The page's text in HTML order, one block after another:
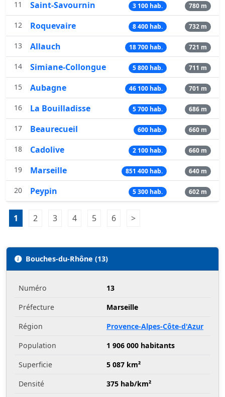
11 Saint-Savournin 3 100 hab. 780 m
12 Roquevaire 8 400 hab. 732 m
13 Allauch 18 700 hab. 721 m
14 Simiane-Collongue 5 800 hab. 711 m
15 Aubagne 46 100 hab. 701 m
16 La Bouilladisse 5 700 hab. 686 m
17 Beaurecueil 600 hab. 660 m
18 Cadolive 2 100 hab. 660 m
19 Marseille 851 400 hab. 640 m
20 Peypin 5 300 hab. 602 m
Pagination:
1 Page 1
2 Page 2
3 Page 3
4 Page 4
5 Page 5
6 Page 6
>
Bouches-du-Rhône (13)
Numéro
13
Préfecture
Marseille
Région
Provence-Alpes-Côte-d'Azur
Population
1 906 000 habitants
Superficie
5 087 km²
Densité
375 hab/km²